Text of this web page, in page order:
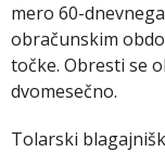
mero 60-
obračunskim
točke. Obresti se
dvomesečno.
Tolarski